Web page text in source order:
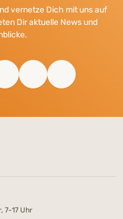
vernetze Dich mit uns auf
Dir aktuelle News und
7-17 Uhr